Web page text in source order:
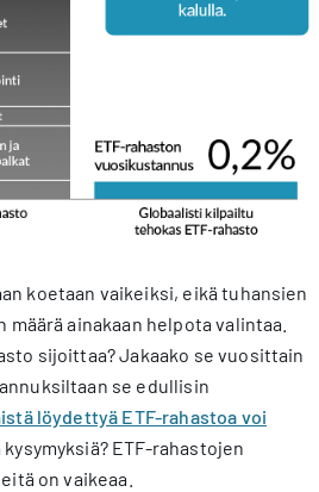
koetaan vaikeiksi, eikä tuhansien
ainakaan helpota valintaa.
sijoittaa? Jakaako se vuosittain
se edullisin
löydettyä ETF-rahastoa voi
ETF-rahastojen
on vaikeaa.